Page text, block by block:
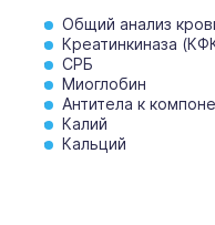
Общий анализ
Креатинкиназа
СРБ
Миоглобин
Антитела к
Калий
Кальций